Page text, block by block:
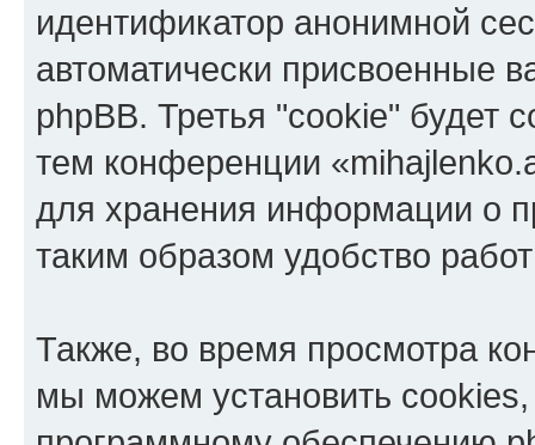
идентификатор анонимной
автоматически присвоенные
phpBB. Третья "cookie" будет
тем конференции
для хранения информации о
таким образом удобство
Также, во время просмотра
мы можем установить